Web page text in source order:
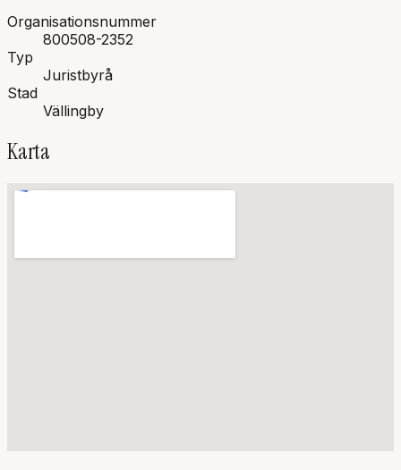
Organisationsnummer
800508-2352
Typ
Juristbyrå
Stad
Vällingby
Karta